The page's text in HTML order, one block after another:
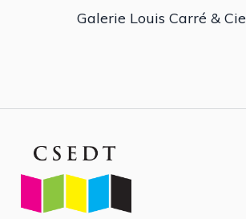
Galerie Louis Carré & Cie